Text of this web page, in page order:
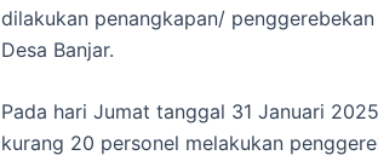
dilakukan penangkapan/
Desa Banjar.
Pada hari Jumat tanggal 31 Januari
kurang 20 personel melakukan